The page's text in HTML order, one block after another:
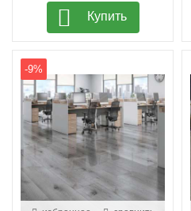
Купить
-9%